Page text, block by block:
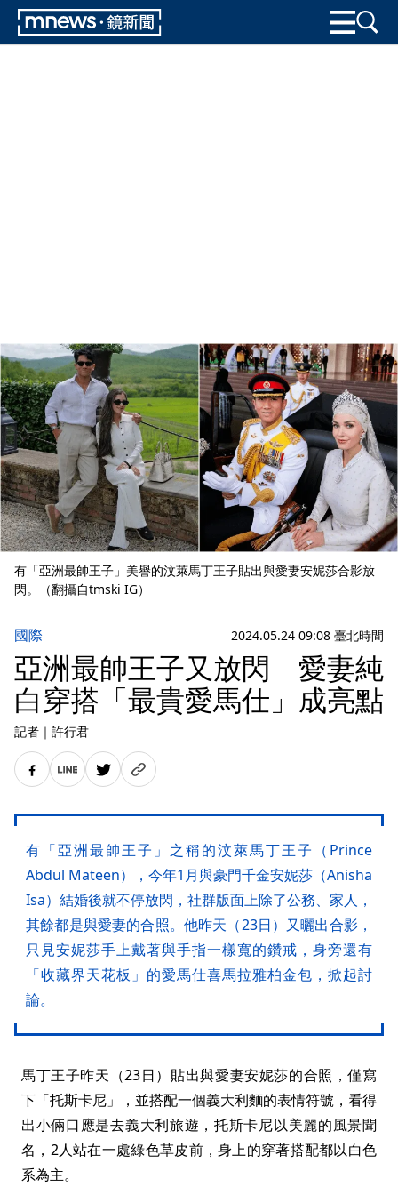
有「亞洲最帥王子」美譽的汶萊馬丁王子貼出與愛妻安妮莎合影放
閃。（翻攝自tmski IG）
國際 2024.05.24 09:08 臺北時間
亞洲最帥王子又放閃 愛妻純
白穿搭「最貴愛馬仕」成亮點
記者 ｜ 許行君
有「亞洲最帥王子」之稱的汶萊馬丁王子（Prince
Abdul Mateen），今年1月與豪門千金安妮莎（Anisha
Isa）結婚後就不停放閃，社群版面上除了公務、家人，
其餘都是與愛妻的合照。他昨天（23日）又曬出合影，
只見安妮莎手上戴著與手指一樣寬的鑽戒，身旁還有
「收藏界天花板」的愛馬仕喜馬拉雅柏金包，掀起討
論。
馬丁王子昨天（23日）貼出與愛妻安妮莎的合照，僅寫
下「托斯卡尼」，並搭配一個義大利麵的表情符號，看得
出小倆口應是去義大利旅遊，托斯卡尼以美麗的風景聞
名，2人站在一處綠色草皮前，身上的穿著搭配都以白色
系為主。